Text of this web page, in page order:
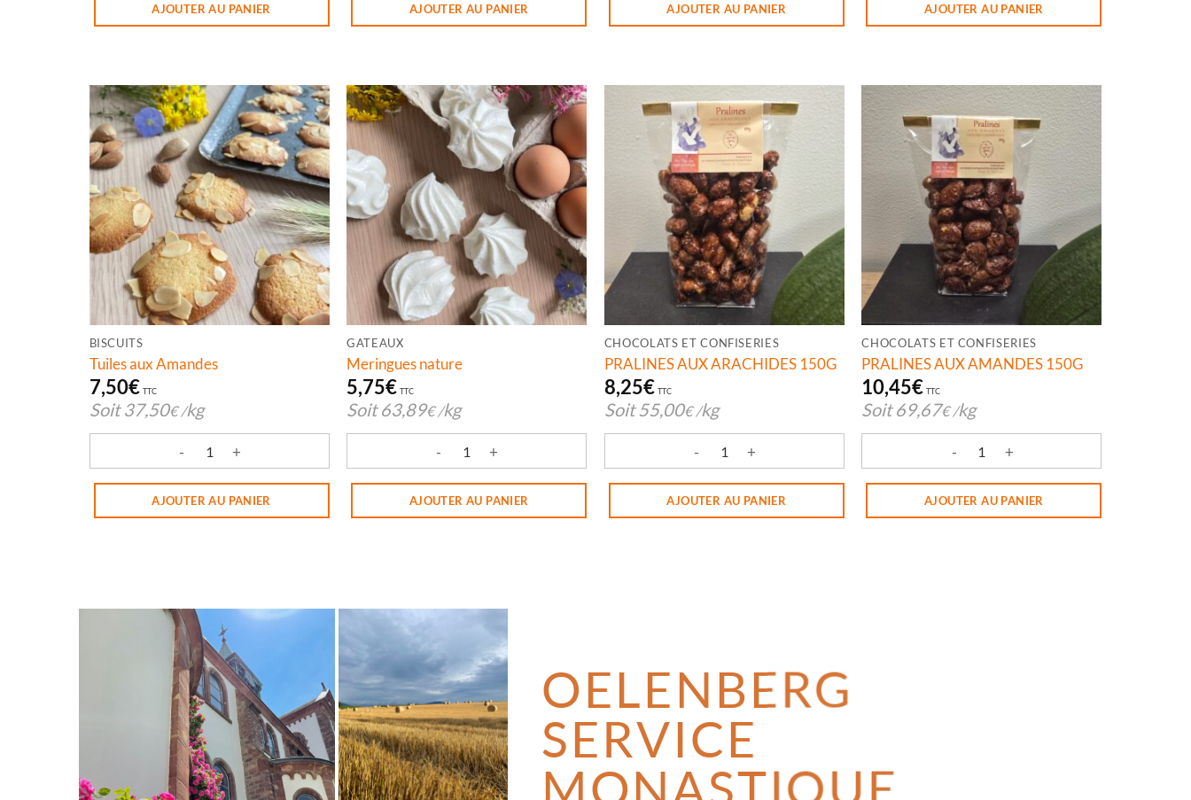
AJOUTER AU PANIER AJOUTER AU PANIER AJOUTER AU PANIER AJOUTER AU PANIER
BISCUITS
Tuiles aux Amandes
7,50€ TTC
Soit 37,50€ /kg
quantité de Tuiles aux Amandes
AJOUTER AU PANIER
GATEAUX
Meringues nature
5,75€ TTC
Soit 63,89€ /kg
quantité de Meringues nature
AJOUTER AU PANIER
CHOCOLATS ET CONFISERIES
PRALINES AUX ARACHIDES 150G
8,25€ TTC
Soit 55,00€ /kg
quantité de PRALINES AUX ARACHIDES 150G
AJOUTER AU PANIER
CHOCOLATS ET CONFISERIES
PRALINES AUX AMANDES 150G
10,45€ TTC
Soit 69,67€ /kg
quantité de PRALINES AUX AMANDES 150G
AJOUTER AU PANIER
OELENBERG
SERVICE
MONASTIQUE